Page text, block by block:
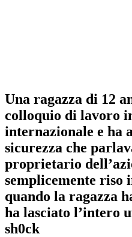
Una ragazza di 12
colloquio di lavoro
internazionale e ha
sicurezza che
proprietario
semplicemente riso
quando la ragazza
ha lasciato l’intero
sh0ck